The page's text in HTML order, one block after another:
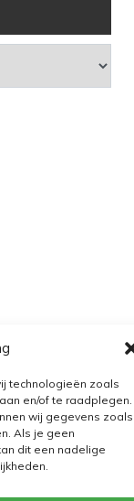
technologieën zoals
en/of te raadplegen.
wij gegevens zoals
Als je geen
dit een nadelige